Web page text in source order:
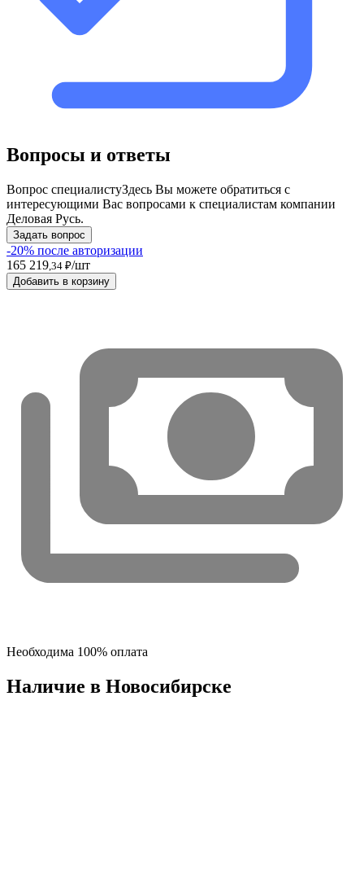
Вопросы и ответы
Вопрос специалистуЗдесь Вы можете обратиться с
интересующими Вас вопросами к специалистам компании
Деловая Русь.
Задать вопрос
-20% после авторизации
165 219,34 ₽/шт
Добавить в корзину
Необходима 100% оплата
Наличие в Новосибирскe